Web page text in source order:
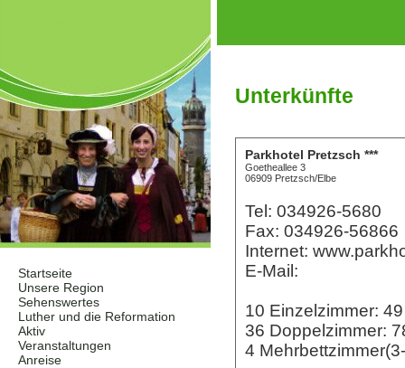
Startseite
Unsere Region
Sehenswertes
Luther und die Reformation
Aktiv
Veranstaltungen
Anreise
Unterkünfte
Parkhotel Pretzsch ***
Goetheallee 3
06909 Pretzsch/Elbe
Tel: 034926-5680
Fax: 034926-56866
Internet:
E-Mail:
10 Einzelzimmer:
36 Doppelzimmer:
4